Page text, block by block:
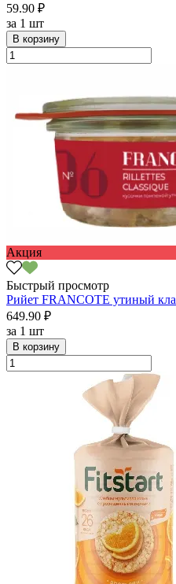
59.90 ₽
за 1 шт
В корзину
Акция
Быстрый просмотр
Рийет FRANCOTE утиный
649.90 ₽
за 1 шт
В корзину